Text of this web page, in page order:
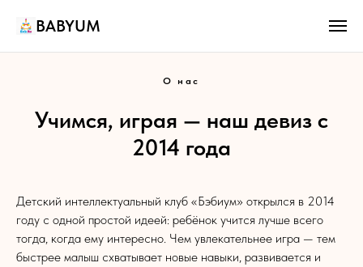
BABYUM
О нас
Учимся, играя — наш девиз с
2014 года
Детский интеллектуальный клуб «Бэбиум» открылся в 2014
году с одной простой идеей: ребёнок учится лучше всего
тогда, когда ему интересно. Чем увлекательнее игра — тем
быстрее малыш схватывает новые навыки, развивается и